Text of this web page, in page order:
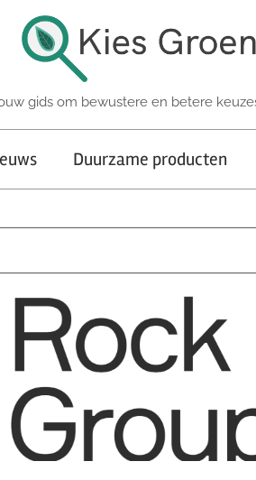
gids om bewustere en betere
Duurzame producten